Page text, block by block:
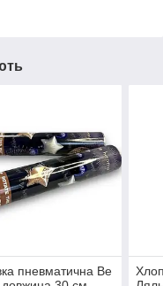
пневматична Be